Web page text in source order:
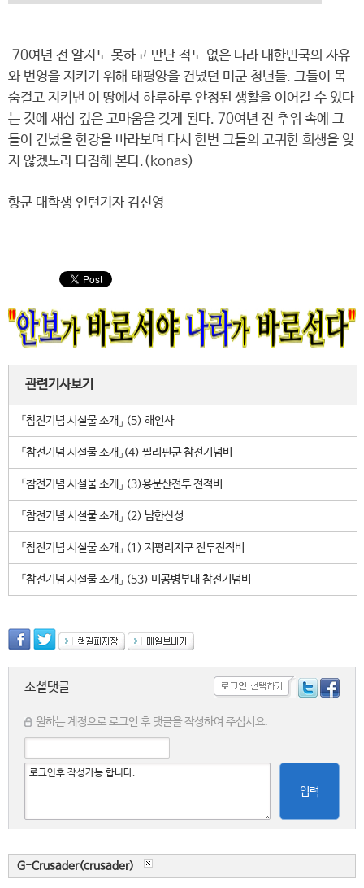
70여년 전 알지도 못하고 만난 적도 없은 나라 대한민국의 자유
와 번영을 지키기 위해 태평양을 건넜던 미군 청년들. 그들이 목
숨걸고 지켜낸 이 땅에서 하루하루 안정된 생활을 이어갈 수 있다
는 것에 새삼 깊은 고마움을 갖게 된다. 70여년 전 추위 속에 그
들이 건넜을 한강을 바라보며 다시 한번 그들의 고귀한 희생을 잊
지 않겠노라 다짐해 본다.(konas)
향군 대학생 인턴기자 김선영
관련기사보기
「참전기념 시설물 소개」 (5) 해인사
「참전기념 시설물 소개」(4) 필리핀군 참전기념비
「참전기념 시설물 소개」 (3)용문산전투 전적비
「참전기념 시설물 소개」 (2) 남한산성
「참전기념 시설물 소개」 (1) 지평리지구 전투전적비
「참전기념 시설물 소개」 (53) 미공병부대 참전기념비
소셜댓글
원하는 계정으로 로그인 후 댓글을 작성하여 주십시요.
입력
G-Crusader(crusader)